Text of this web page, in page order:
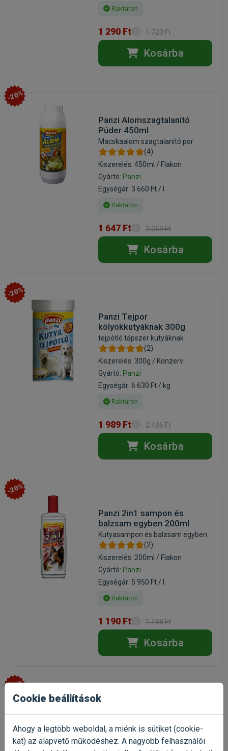
Raktáron
1 290 Ft 1 720 Ft
Kosárba
-20%
Panzi Alomszagtalanító
Púder 450ml
Macskaalom szagtalanító por
(4)
Kiszerelés: 450ml / Flakon
Gyártó: Panzi
Egységár: 3 660 Ft / l
Raktáron
1 647 Ft 2 059 Ft
Kosárba
-20%
Panzi Tejpor
kölyökkutyáknak 300g
tejpótló tápszer kutyáknak
(2)
Kiszerelés: 300g / Konzerv
Gyártó: Panzi
Egységár: 6 630 Ft / kg
Raktáron
1 989 Ft 2 486 Ft
Kosárba
-20%
Panzi 2in1 sampon és
balzsam egyben 200ml
Kutyasampon és balzsam egyben
(2)
Kiszerelés: 200ml / Flakon
Gyártó: Panzi
Egységár: 5 950 Ft / l
Raktáron
1 190 Ft 1 488 Ft
Kosárba
-20%
10g
páncélerősítő teknősöknek
Cookie beállítások
Ahogy a legtöbb weboldal, a miénk is sütiket (cookie-
kat) az alapvető működéshez. A nagyobb felhasználói